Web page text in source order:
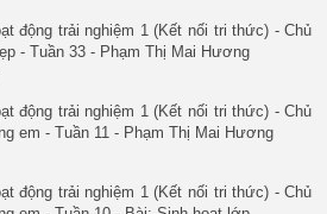
động trải nghiệm 1 (Kết nối tri thức) - Chủ
- Tuần 33 - Phạm Thị Mai Hương
động trải nghiệm 1 (Kết nối tri thức) - Chủ
em - Tuần 11 - Phạm Thị Mai Hương
động trải nghiệm 1 (Kết nối tri thức) - Chủ